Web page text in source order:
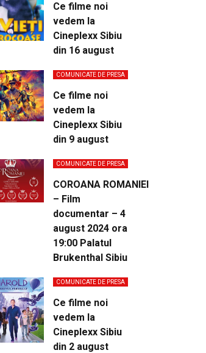
Ce filme noi
vedem la
Cineplexx Sibiu
din 16 august
COMUNICATE DE PRESA
Ce filme noi
vedem la
Cineplexx Sibiu
din 9 august
COMUNICATE DE PRESA
COROANA ROMANIEI
– Film
documentar – 4
august 2024 ora
19:00 Palatul
Brukenthal Sibiu
COMUNICATE DE PRESA
Ce filme noi
vedem la
Cineplexx Sibiu
din 2 august